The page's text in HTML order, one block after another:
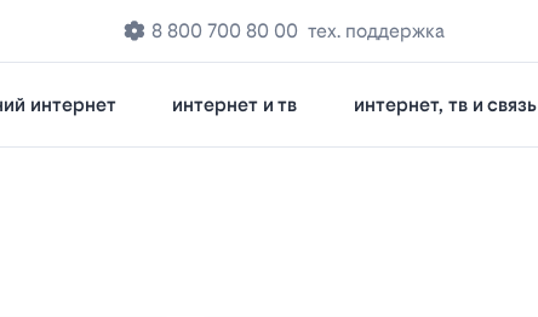
8 800 700 80 00 тех. поддержка
интернет интернет и тв интернет, тв и связь